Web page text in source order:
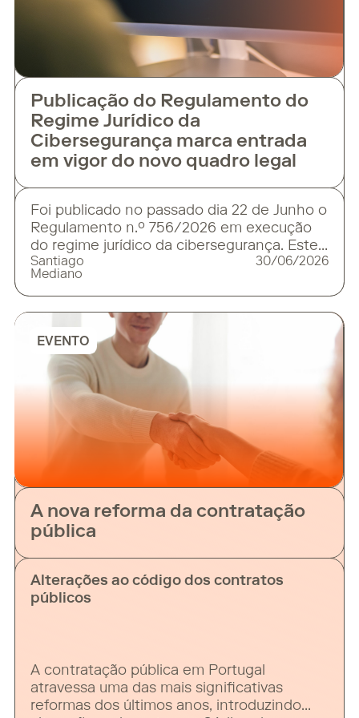
Publicação do Regulamento do
Regime Jurídico da
Cibersegurança marca entrada
em vigor do novo quadro legal
Foi publicado no passado dia 22 de Junho o
Regulamento n.º 756/2026 em execução
do regime jurídico da cibersegurança. Este
instrumento juntamente com a activação
do portal de cibersegurança CNCS –
MyCiber iniciou a contagem de diversos
prazos para que as entidades sujeitas ao
novo regime cumpram com as suas
obrigações legais. O regime jurídico da
cibersegurança
Santiago
Mediano
30/06/2026
A nova reforma da contratação
pública
Alterações ao código dos contratos
públicos
A contratação pública em Portugal
atravessa uma das mais significativas
reformas dos últimos anos, introduzindo
EVENTO